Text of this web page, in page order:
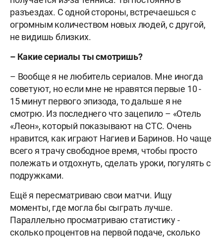
разъездах. С одной стороны, встречаешься с
огромным количеством новых людей, с другой,
не видишь близких.
– Какие сериалы ты смотришь?
– Вообще я не любитель сериалов. Мне иногда
советуют, но если мне не нравятся первые 10 -
15 минут первого эпизода, то дальше я не
смотрю. Из последнего что зацепило – «Отель
«Леон», который показывают на СТС. Очень
нравится, как играют Нагиев и Баринов. Но чаще
всего я трачу свободное время, чтобы просто
полежать и отдохнуть, сделать уроки, погулять с
подружками.
Ещё я пересматриваю свои матчи. Ищу
моменты, где могла бы сыграть лучше.
Параллельно просматриваю статистику -
сколько процентов на первой подаче, сколько